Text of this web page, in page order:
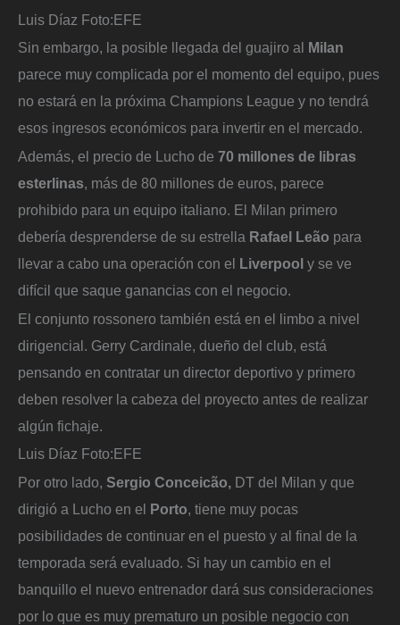
Luis Díaz Foto:EFE
Sin embargo, la posible llegada del guajiro al Milan
parece muy complicada por el momento del equipo, pues
no estará en la próxima Champions League y no tendrá
esos ingresos económicos para invertir en el mercado.
Además, el precio de Lucho de 70 millones de libras
esterlinas, más de 80 millones de euros, parece
prohibido para un equipo italiano. El Milan primero
debería desprenderse de su estrella Rafael Leão para
llevar a cabo una operación con el Liverpool y se ve
difícil que saque ganancias con el negocio.
El conjunto rossonero también está en el limbo a nivel
dirigencial. Gerry Cardinale, dueño del club, está
pensando en contratar un director deportivo y primero
deben resolver la cabeza del proyecto antes de realizar
algún fichaje.
Luis Díaz Foto:EFE
Por otro lado, Sergio Conceicão, DT del Milan y que
dirigió a Lucho en el Porto, tiene muy pocas
posibilidades de continuar en el puesto y al final de la
temporada será evaluado. Si hay un cambio en el
banquillo el nuevo entrenador dará sus consideraciones
por lo que es muy prematuro un posible negocio con